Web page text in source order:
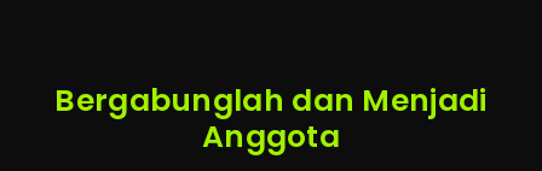
Bergabunglah dan Menjadi
Anggota